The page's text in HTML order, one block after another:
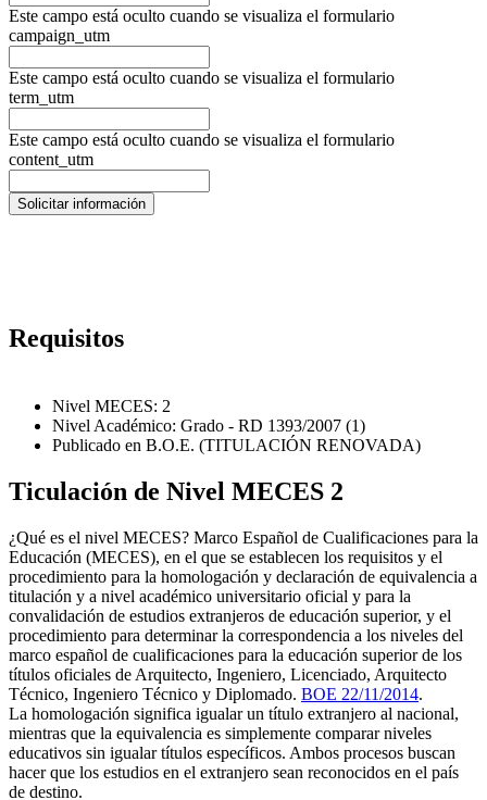
Este campo está oculto cuando se visualiza el formulario
campaign_utm
Este campo está oculto cuando se visualiza el formulario
term_utm
Este campo está oculto cuando se visualiza el formulario
content_utm
Requisitos
Nivel MECES: 2
Nivel Académico: Grado - RD 1393/2007 (1)
Publicado en B.O.E. (TITULACIÓN RENOVADA)
Ticulación de Nivel MECES 2
¿Qué es el nivel MECES? Marco Español de Cualificaciones para la
Educación (MECES), en el que se establecen los requisitos y el
procedimiento para la homologación y declaración de equivalencia a
titulación y a nivel académico universitario oficial y para la
convalidación de estudios extranjeros de educación superior, y el
procedimiento para determinar la correspondencia a los niveles del
marco español de cualificaciones para la educación superior de los
títulos oficiales de Arquitecto, Ingeniero, Licenciado, Arquitecto
Técnico, Ingeniero Técnico y Diplomado. BOE 22/11/2014.
La homologación significa igualar un título extranjero al nacional,
mientras que la equivalencia es simplemente comparar niveles
educativos sin igualar títulos específicos. Ambos procesos buscan
hacer que los estudios en el extranjero sean reconocidos en el país
de destino.